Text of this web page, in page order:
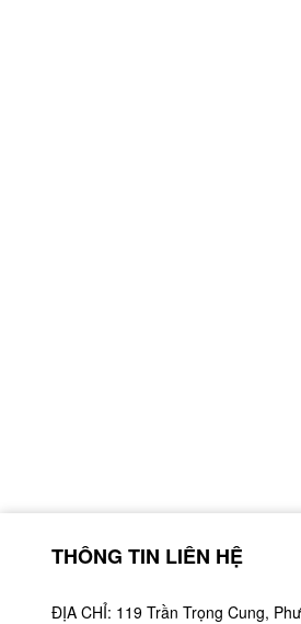
THÔNG TIN LIÊN HỆ
ĐỊA CHỈ: 119 Trần Trọng Cung,